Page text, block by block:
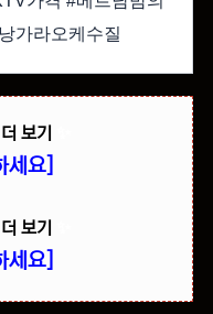
가라오케수질
보기
세요]
보기
세요]